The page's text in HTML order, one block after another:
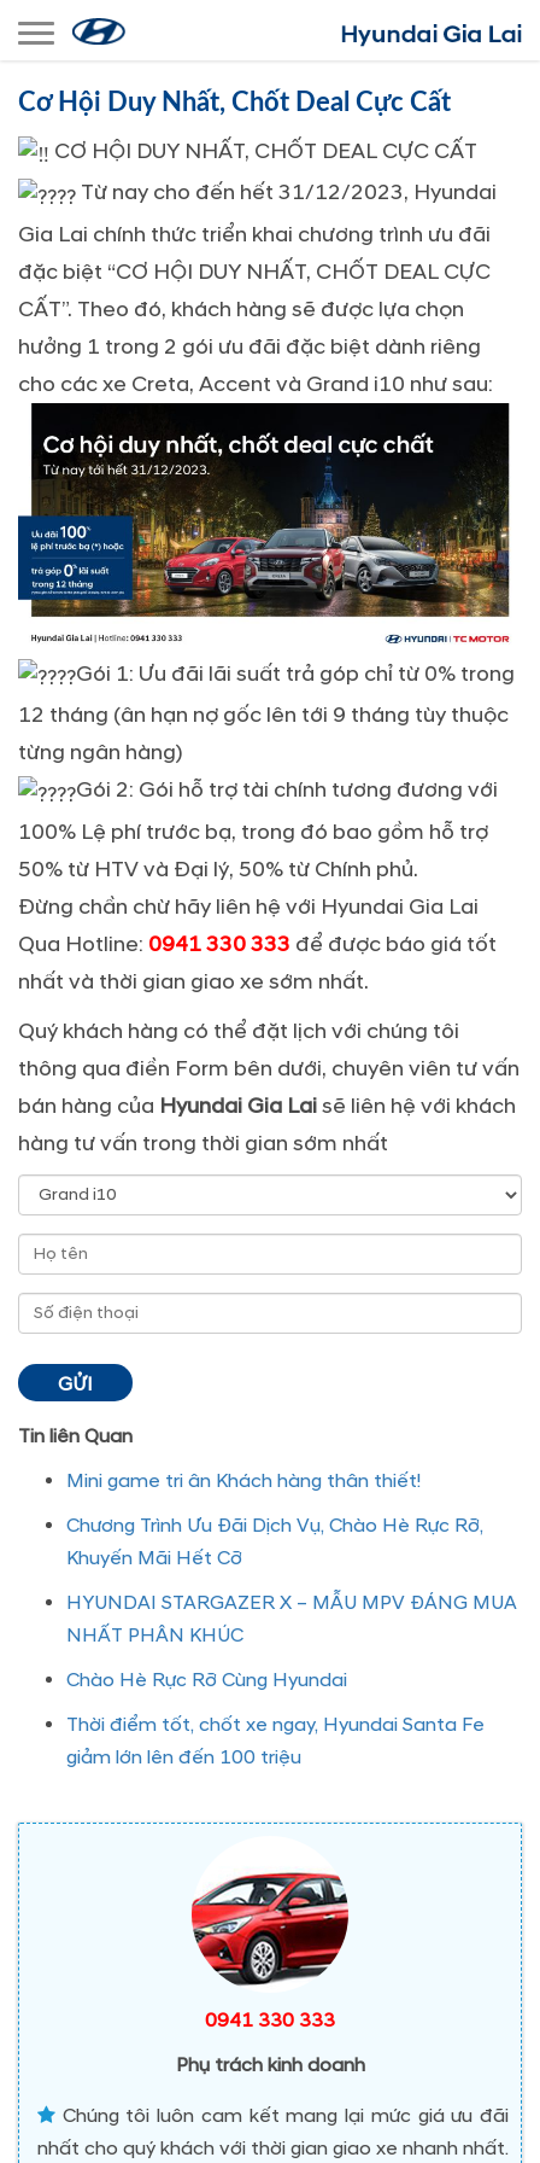
Toggle navigation
Cơ Hội Duy Nhất, Chốt Deal Cực Cất
CƠ HỘI DUY NHẤT, CHỐT DEAL CỰC CẤT
Từ nay cho đến hết 31/12/2023, Hyundai
Gia Lai chính thức triển khai chương trình ưu đãi
đặc biệt “CƠ HỘI DUY NHẤT, CHỐT DEAL CỰC
CẤT”. Theo đó, khách hàng sẽ được lựa chọn
hưởng 1 trong 2 gói ưu đãi đặc biệt dành riêng
cho các xe Creta, Accent và Grand i10 như sau:
Gói 1: Ưu đãi lãi suất trả góp chỉ từ 0% trong
12 tháng (ân hạn nợ gốc lên tới 9 tháng tùy thuộc
từng ngân hàng)
Gói 2: Gói hỗ trợ tài chính tương đương với
100% Lệ phí trước bạ, trong đó bao gồm hỗ trợ
50% từ HTV và Đại lý, 50% từ Chính phủ.
Đừng chần chừ hãy liên hệ với Hyundai Gia Lai
Qua Hotline: 0941 330 333 để được báo giá tốt
nhất và thời gian giao xe sớm nhất.
Quý khách hàng có thể đặt lịch với chúng tôi
thông qua điền Form bên dưới, chuyên viên tư vấn
bán hàng của Hyundai Gia Laisẽ liên hệ với khách
hàng tư vấn trong thời gian sớm nhất
Tin liên Quan
Mini game tri ân Khách hàng thân thiết!
Chương Trình Ưu Đãi Dịch Vụ, Chào Hè Rực Rỡ,
Khuyến Mãi Hết Cỡ
HYUNDAI STARGAZER X – MẪU MPV ĐÁNG MUA
NHẤT PHÂN KHÚC
Chào Hè Rực Rỡ Cùng Hyundai
Thời điểm tốt, chốt xe ngay, Hyundai Santa Fe
giảm lớn lên đến 100 triệu
0941 330 333
Phụ trách kinh doanh
Chúng tôi luôn cam kết mang lại mức giá ưu đãi
nhất cho quý khách với thời gian giao xe nhanh nhất.